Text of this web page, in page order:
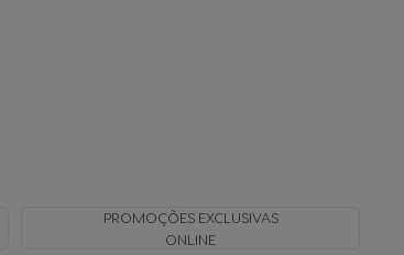
PROMOÇÕES EXCLUSIVAS
ONLINE